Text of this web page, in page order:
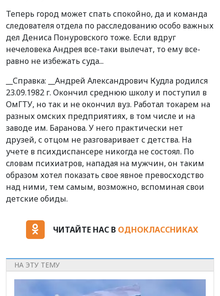
Теперь город может спать спокойно, да и команда
следователя отдела по расследованию особо важных
дел Дениса Понуровского тоже. Если вдруг
нечеловека Андрея все-таки вылечат, то ему все-
равно не избежать суда...
__Справка: __Андрей Александрович Кудла родился
23.09.1982 г. Окончил среднюю школу и поступил в
ОмГТУ, но так и не окончил вуз. Работал токарем на
разных омских предприятиях, в том числе и на
заводе им. Баранова. У него практически нет
друзей, с отцом не разговаривает с детства. На
учете в психдиспансере никогда не состоял. По
словам психиатров, нападая на мужчин, он таким
образом хотел показать свое явное превосходство
над ними, тем самым, возможно, вспоминая свои
детские обиды.
ЧИТАЙТЕ НАС В ОДНОКЛАССНИКАХ
НА ЭТУ ТЕМУ